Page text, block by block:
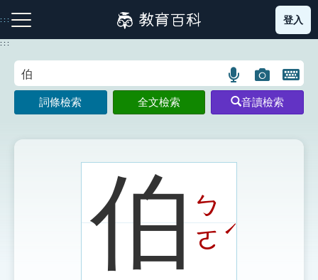
到
主
:::
注音索引圖示 筆畫索引圖示 部首索引表圖示
登入
:::
語
言
搜
示
圖
片
搜
開
鍵
圖
詞條檢索 全文檢索 音讀檢索
伯ㄅ
ㄛˊ